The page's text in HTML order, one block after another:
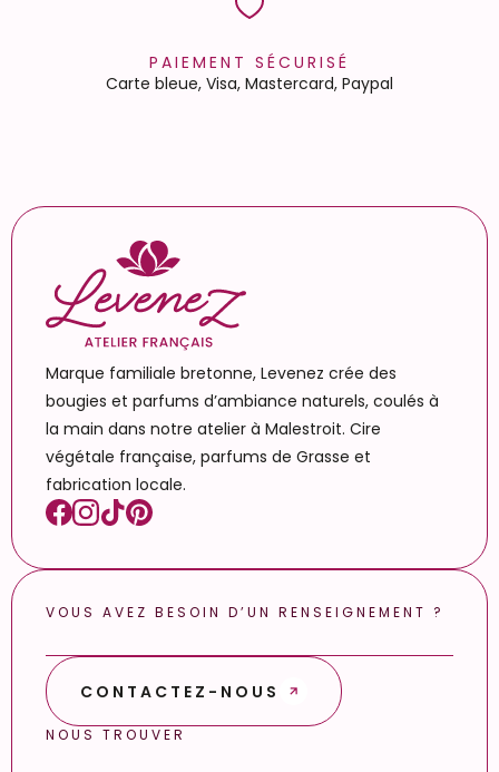
PAIEMENT SÉCURISÉ
Carte bleue, Visa, Mastercard, Paypal
Marque familiale bretonne, Levenez crée des
bougies et parfums d’ambiance naturels, coulés à
la main dans notre atelier à Malestroit. Cire
végétale française, parfums de Grasse et
fabrication locale.
VOUS AVEZ BESOIN D’UN RENSEIGNEMENT ?
CONTACTEZ-NOUS
NOUS TROUVER